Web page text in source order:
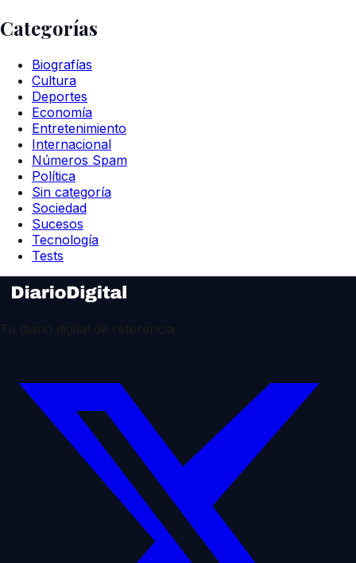
Categorías
Biografías
Cultura
Deportes
Economía
Entretenimiento
Internacional
Números Spam
Política
Sin categoría
Sociedad
Sucesos
Tecnología
Tests